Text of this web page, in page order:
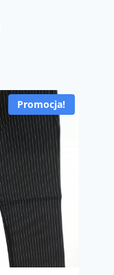
Promocja!